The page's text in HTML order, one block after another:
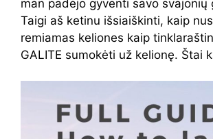
man padėjo gyventi savo svajonių
Taigi aš ketinu išsiaiškinti, kaip
remiamas keliones kaip
GALITE sumokėti už kelionę. Štai